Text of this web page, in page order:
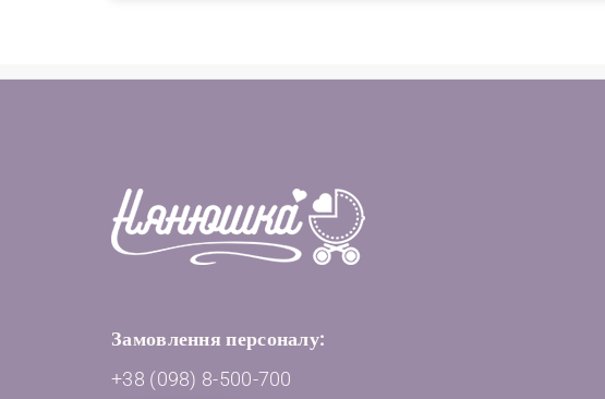
Замовлення персоналу:
+38 (098) 8-500-700